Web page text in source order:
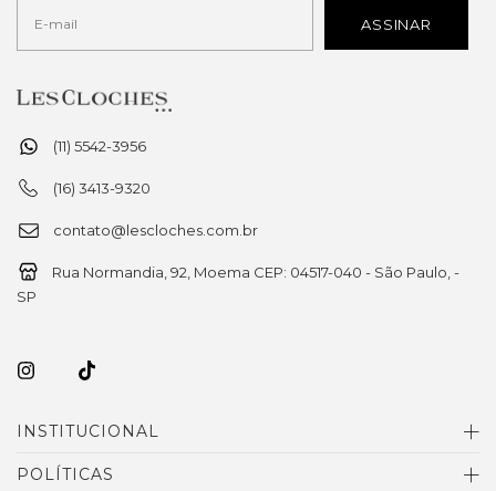
(11) 5542-3956
(16) 3413-9320
contato@lescloches.com.br
Rua Normandia, 92, Moema CEP: 04517-040 - São Paulo, -
SP
INSTITUCIONAL
POLÍTICAS